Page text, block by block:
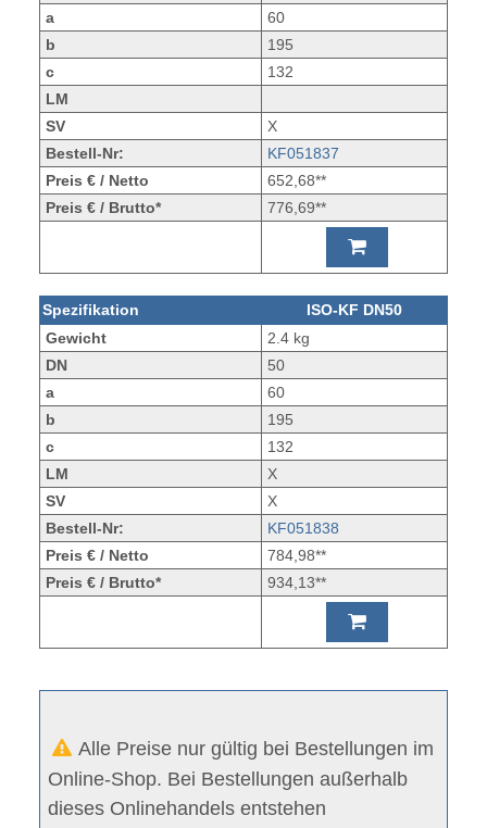
a
60
b
195
c
132
LM
SV
X
Bestell-Nr:
KF051837
Preis € / Netto
652,68**
Preis € / Brutto*
776,69**
Spezifikation
ISO-KF DN50
Gewicht
2.4 kg
DN
50
a
60
b
195
c
132
LM
X
SV
X
Bestell-Nr:
KF051838
Preis € / Netto
784,98**
Preis € / Brutto*
934,13**
Alle Preise nur gültig bei Bestellungen im
Online-Shop. Bei Bestellungen außerhalb
dieses Onlinehandels entstehen